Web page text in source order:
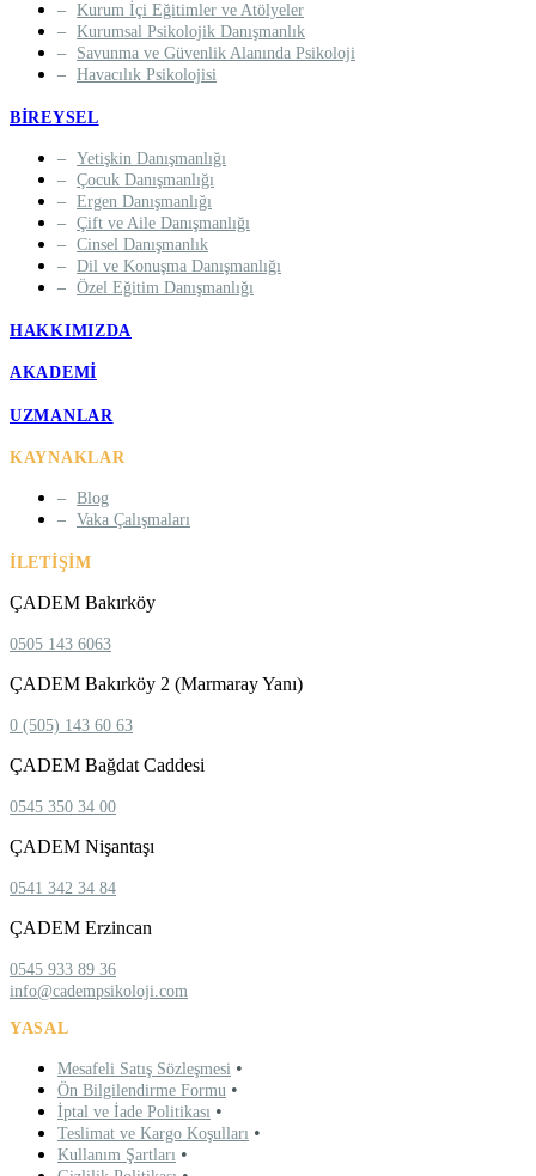
Kurum İçi Eğitimler ve Atölyeler
Kurumsal Psikolojik Danışmanlık
Savunma ve Güvenlik Alanında Psikoloji
Havacılık Psikolojisi
BIREYSEL
Yetişkin Danışmanlığı
Çocuk Danışmanlığı
Ergen Danışmanlığı
Çift ve Aile Danışmanlığı
Cinsel Danışmanlık
Dil ve Konuşma Danışmanlığı
Özel Eğitim Danışmanlığı
HAKKIMIZDA
AKADEMI
UZMANLAR
KAYNAKLAR
Blog
Vaka Çalışmaları
İLETIŞIM
ÇADEM Bakırköy
0505 143 6063
ÇADEM Bakırköy 2 (Marmaray Yanı)
0 (505) 143 60 63
ÇADEM Bağdat Caddesi
0545 350 34 00
ÇADEM Nişantaşı
0541 342 34 84
ÇADEM Erzincan
0545 933 89 36
info@cadempsikoloji.com
YASAL
Mesafeli Satış Sözleşmesi •
Ön Bilgilendirme Formu •
İptal ve İade Politikası •
Teslimat ve Kargo Koşulları •
Kullanım Şartları •